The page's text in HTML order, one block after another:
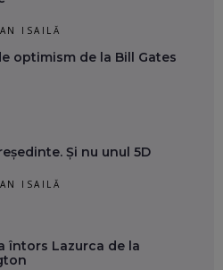
ISAILĂ
optimism de la Bill Gates
Și nu unul 5D
ISAILĂ
întors Lazurca de la